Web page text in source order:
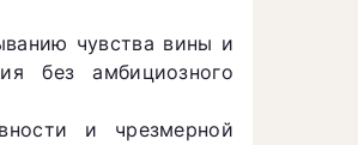
чувства вины и
без амбициозного
и чрезмерной